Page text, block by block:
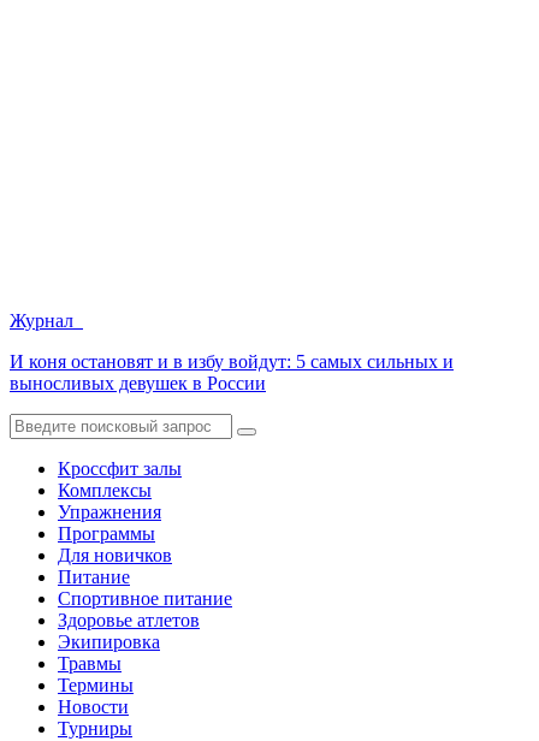
Журнал
И коня остановят и в избу войдут: 5 самых сильных и
выносливых девушек в России
Кроссфит залы
Комплексы
Упражнения
Программы
Для новичков
Питание
Спортивное питание
Здоровье атлетов
Экипировка
Травмы
Термины
Новости
Турниры